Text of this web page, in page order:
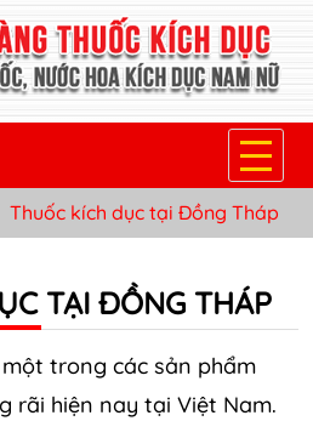
Thuốc kích dục tại Đồng Tháp
TẠI ĐỒNG THÁP
trong các sản phẩm
rãi hiện nay tại Việt Nam.